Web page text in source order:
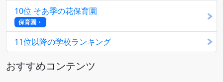
10位 そあ季の花保育園
保育園・
11位以降の学校ランキング
おすすめコンテンツ